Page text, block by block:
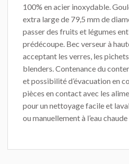
100% en acier inoxydable.
extra large de 79,5 mm de
passer des fruits et légumes
prédécoupe. Bec verseur à
acceptant les verres, les
blenders. Contenance du
et possibilité d’évacuation en
pièces en contact avec les
pour un nettoyage facile et
ou manuellement à l’eau